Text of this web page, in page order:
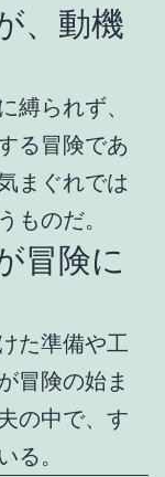
、動機
縛られず、
る冒険であ
まぐれでは
ものだ。
冒険に
た準備や工
冒険の始ま
の中で、す
る。